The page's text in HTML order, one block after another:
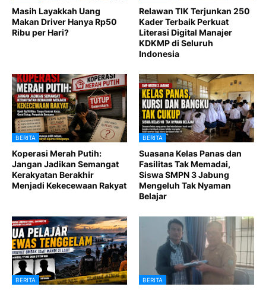
Masih Layakkah Uang
Makan Driver Hanya Rp50
Ribu per Hari?
Relawan TIK Terjunkan 250
Kader Terbaik Perkuat
Literasi Digital Manajer
KDKMP di Seluruh
Indonesia
BERITA
Koperasi Merah Putih:
Jangan Jadikan Semangat
Kerakyatan Berakhir
Menjadi Kekecewaan Rakyat
BERITA
Suasana Kelas Panas dan
Fasilitas Tak Memadai,
Siswa SMPN 3 Jabung
Mengeluh Tak Nyaman
Belajar
BERITA BERITA